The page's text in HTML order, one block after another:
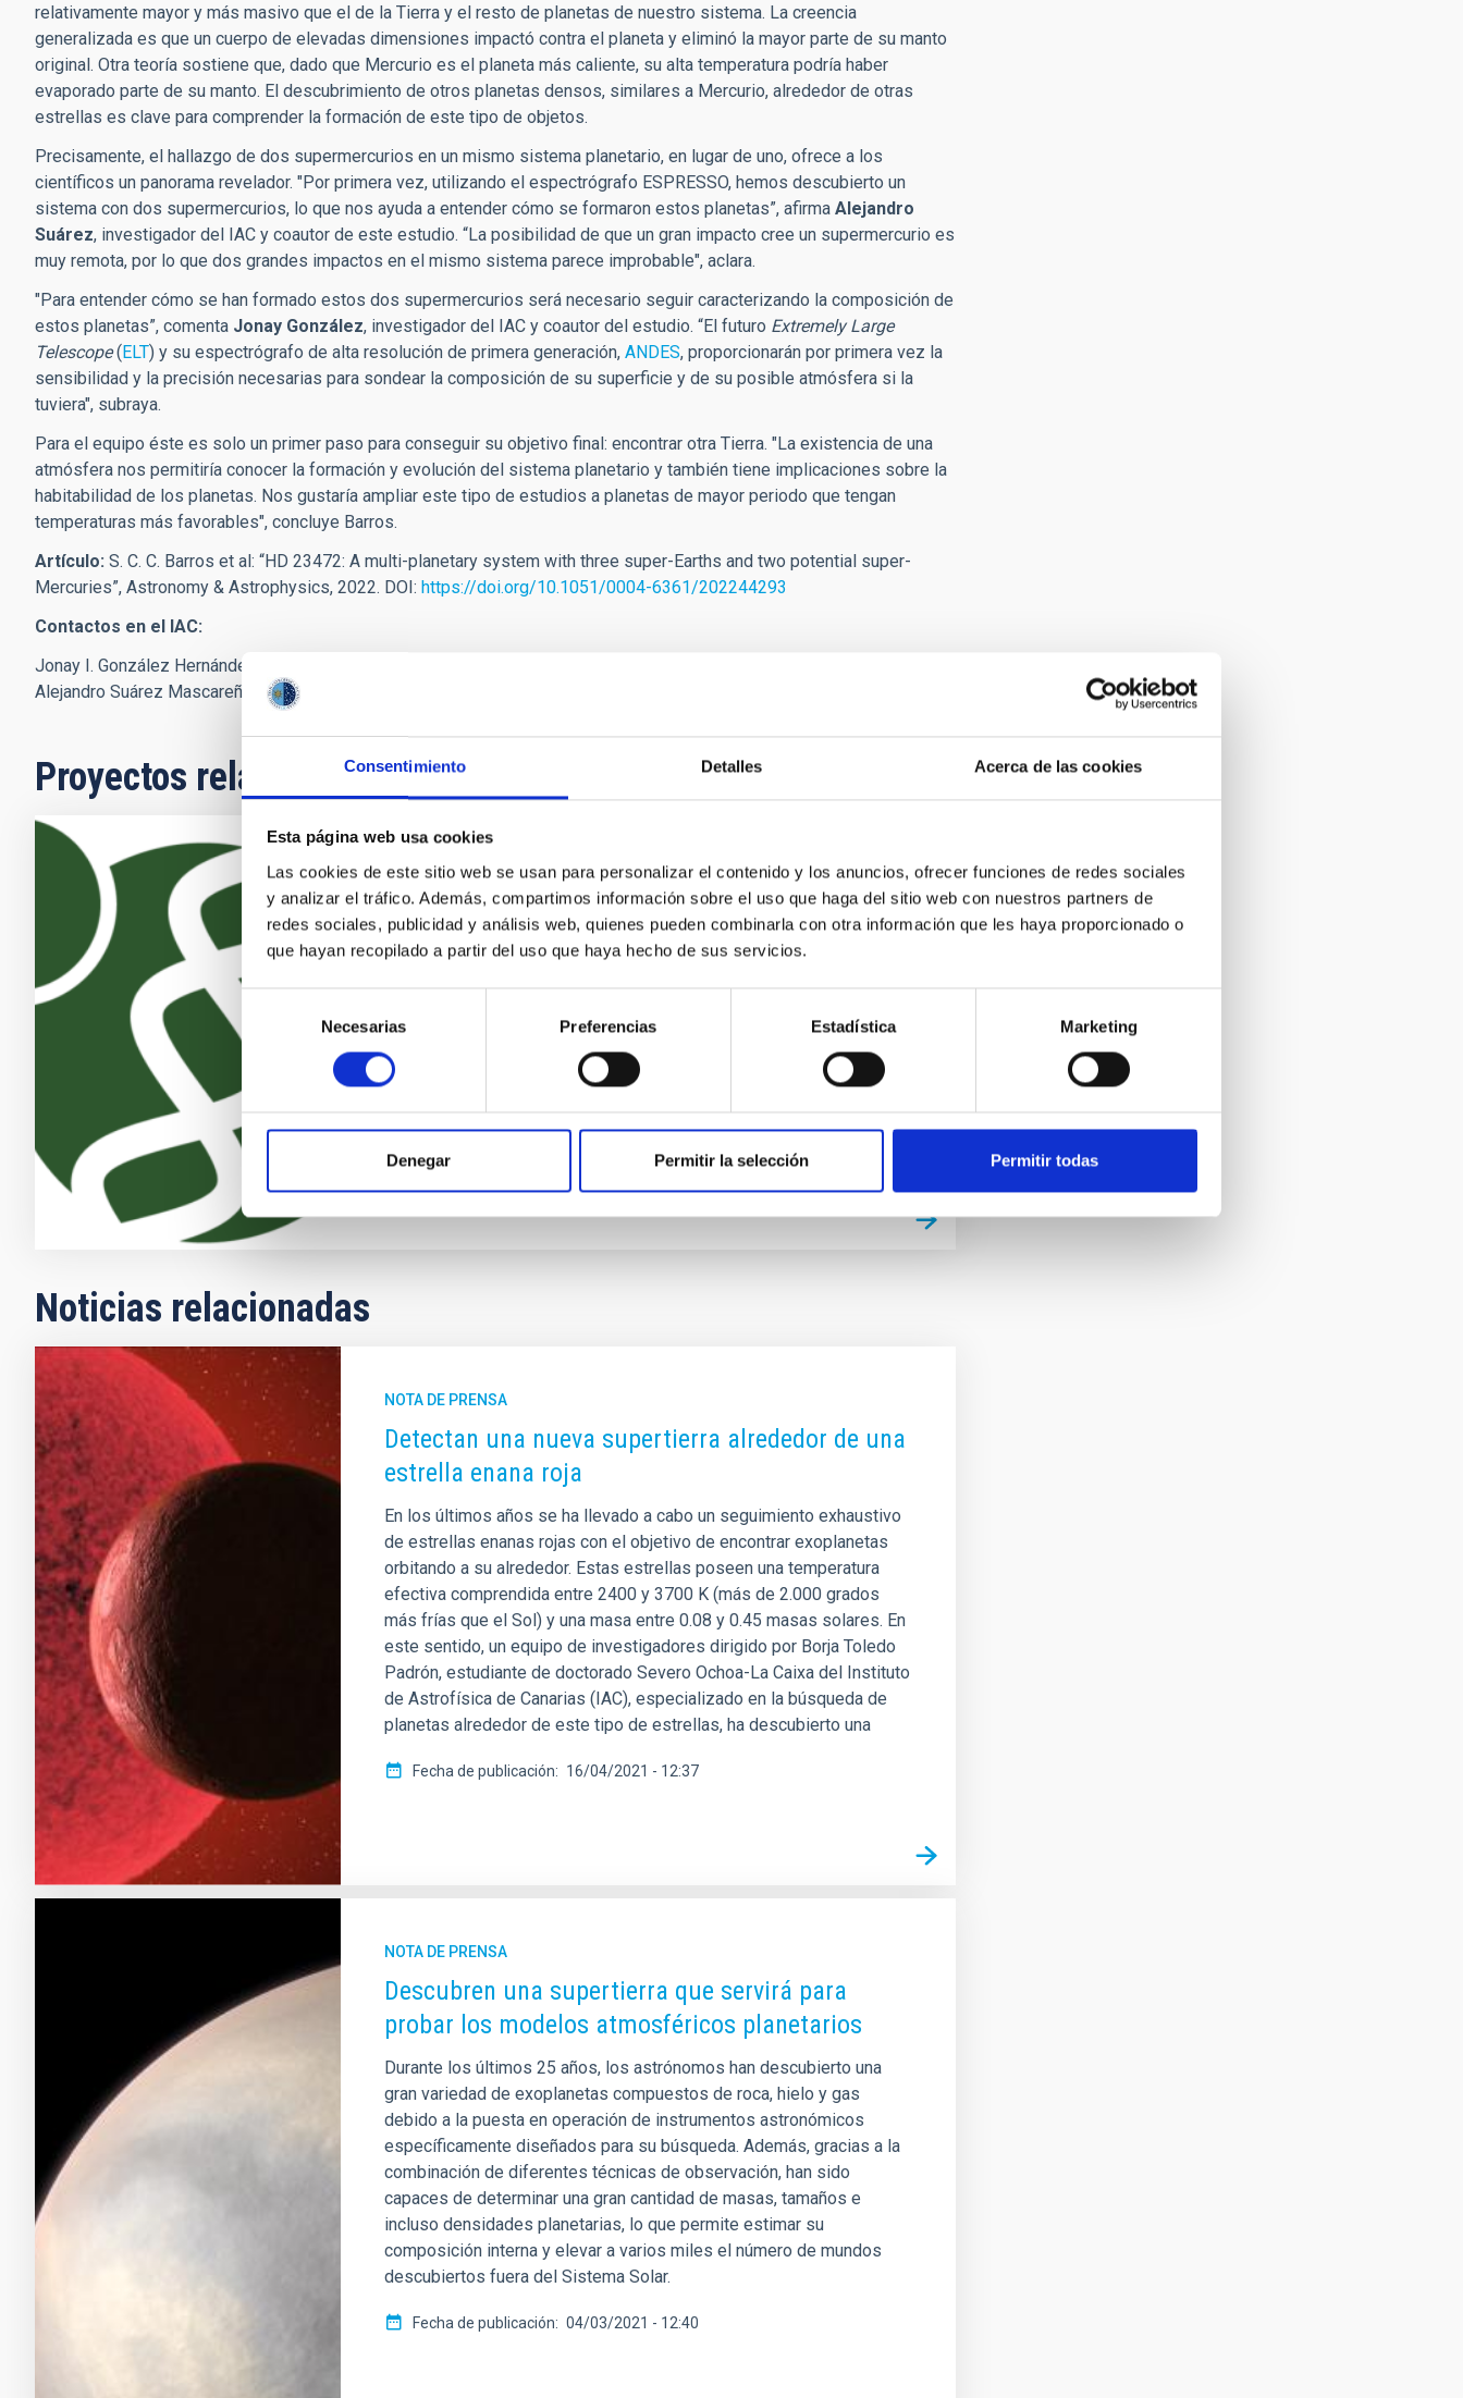
Consentimiento Detalles Acerca de las cookies
Esta página web usa cookies
Las cookies de este sitio web se usan para personalizar el contenido y los anuncios, ofrecer funciones de redes sociales
y analizar el tráfico. Además, compartimos información sobre el uso que haga del sitio web con nuestros partners de
redes sociales, publicidad y análisis web, quienes pueden combinarla con otra información que les haya proporcionado o
que hayan recopilado a partir del uso que haya hecho de sus servicios.
consentimiento
Necesarias Preferencias Estadística Marketing
Denegar Permitir la selección Permitir todas
relativamente mayor y más masivo que el de la Tierra y el resto de planetas de nuestro sistema. La creencia
generalizada es que un cuerpo de elevadas dimensiones impactó contra el planeta y eliminó la mayor parte de su manto
original. Otra teoría sostiene que, dado que Mercurio es el planeta más caliente, su alta temperatura podría haber
evaporado parte de su manto. El descubrimiento de otros planetas densos, similares a Mercurio, alrededor de otras
estrellas es clave para comprender la formación de este tipo de objetos.
Precisamente, el hallazgo de dos supermercurios en un mismo sistema planetario, en lugar de uno, ofrece a los
científicos un panorama revelador. "Por primera vez, utilizando el espectrógrafo ESPRESSO, hemos descubierto un
sistema con dos supermercurios, lo que nos ayuda a entender cómo se formaron estos planetas”, afirma Alejandro
Suárez, investigador del IAC y coautor de este estudio. “La posibilidad de que un gran impacto cree un supermercurio es
muy remota, por lo que dos grandes impactos en el mismo sistema parece improbable", aclara.
"Para entender cómo se han formado estos dos supermercurios será necesario seguir caracterizando la composición de
estos planetas”, comenta Jonay González, investigador del IAC y coautor del estudio. “El futuro Extremely Large
Telescope(ELT) y su espectrógrafo de alta resolución de primera generación, ANDES, proporcionarán por primera vez la
sensibilidad y la precisión necesarias para sondear la composición de su superficie y de su posible atmósfera si la
tuviera", subraya.
Para el equipo éste es solo un primer paso para conseguir su objetivo final: encontrar otra Tierra. "La existencia de una
atmósfera nos permitiría conocer la formación y evolución del sistema planetario y también tiene implicaciones sobre la
habitabilidad de los planetas. Nos gustaría ampliar este tipo de estudios a planetas de mayor periodo que tengan
temperaturas más favorables", concluye Barros.
Artículo: S. C. C. Barros et al: “HD 23472: A multi-planetary system with three super-Earths and two potential super-
Mercuries”, Astronomy & Astrophysics, 2022. DOI: https://doi.org/10.1051/0004-6361/202244293
Contactos en el IAC:
Jonay I. González Hernández,
Alejandro Suárez Mascareño,
asm[at]
Proyectos relacionados
Exoplanetas y Astrobiología
La búsqueda de vida en el Universo se ha visto impulsada por los
recientes descubrimientos de planetas alrededor de otras estrellas
los descubrimientos cada vez más numerosos de nuevos
exoplanetas y los últimos avances
En ejecución
Noticias relacionadas
NOTA DE PRENSA
Detectan una nueva supertierra alrededor de una
estrella enana roja
En los últimos años se ha llevado a cabo un seguimiento exhaustivo
de estrellas enanas rojas con el objetivo de encontrar exoplanetas
orbitando a su alrededor. Estas estrellas poseen una temperatura
efectiva comprendida entre 2400 y 3700 K (más de 2.000 grados
más frías que el Sol) y una masa entre 0.08 y 0.45 masas solares. En
este sentido, un equipo de investigadores dirigido por Borja Toledo
Padrón, estudiante de doctorado Severo Ochoa-La Caixa del Instituto
de Astrofísica de Canarias (IAC), especializado en la búsqueda de
planetas alrededor de este tipo de estrellas, ha descubierto una
Fecha de publicación 16/04/2021 - 12:37
NOTA DE PRENSA
Descubren una supertierra que servirá para
probar los modelos atmosféricos planetarios
Durante los últimos 25 años, los astrónomos han descubierto una
gran variedad de exoplanetas compuestos de roca, hielo y gas
debido a la puesta en operación de instrumentos astronómicos
específicamente diseñados para su búsqueda. Además, gracias a la
combinación de diferentes técnicas de observación, han sido
capaces de determinar una gran cantidad de masas, tamaños e
incluso densidades planetarias, lo que permite estimar su
composición interna y elevar a varios miles el número de mundos
descubiertos fuera del Sistema Solar.
Fecha de publicación 04/03/2021 - 12:40